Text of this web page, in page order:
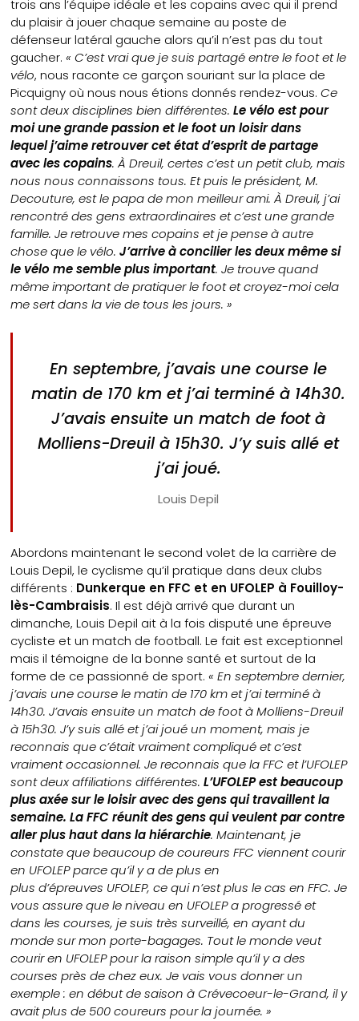
trois ans l’équipe idéale et les copains avec qui il prend
du plaisir à jouer chaque semaine au poste de
défenseur latéral gauche alors qu’il n’est pas du tout
gaucher.« C’est vrai que je suis partagé entre le foot et le
vélo, nous raconte ce garçon souriant sur la place de
Picquigny où nous nous étions donnés rendez-vous.Ce
sont deux disciplines bien différentes.Le vélo est pour
moi une grande passion et le foot un loisir dans
lequel j’aime retrouver cet état d’esprit de partage
avec les copains. À Dreuil, certes c’est un petit club, mais
nous nous connaissons tous. Et puis le président, M.
Decouture, est le papa de mon meilleur ami. À Dreuil, j’ai
rencontré des gens extraordinaires et c’est une grande
famille. Je retrouve mes copains et je pense à autre
chose que le vélo.J’arrive à concilier les deux même si
le vélo me semble plus important. Je trouve quand
même important de pratiquer le foot et croyez-moi cela
me sert dans la vie de tous les jours. »
En septembre, j’avais une course le
matin de 170 km et j’ai terminé à 14h30.
J’avais ensuite un match de foot à
Molliens-Dreuil à 15h30. J’y suis allé et
j’ai joué.
Louis Depil
Abordons maintenant le second volet de la carrière de
Louis Depil, le cyclisme qu’il pratique dans deux clubs
différents : Dunkerque en FFC et en UFOLEP à Fouilloy-
lès-Cambraisis. Il est déjà arrivé que durant un
dimanche, Louis Depil ait à la fois disputé une épreuve
cycliste et un match de football. Le fait est exceptionnel
mais il témoigne de la bonne santé et surtout de la
forme de ce passionné de sport.« En septembre dernier,
j’avais une course le matin de 170 km et j’ai terminé à
14h30. J’avais ensuite un match de foot à Molliens-Dreuil
à 15h30. J’y suis allé et j’ai joué un moment, mais je
reconnais que c’était vraiment compliqué et c’est
vraiment occasionnel. Je reconnais que la FFC et l’UFOLEP
sont deux affiliations différentes.L’UFOLEP est beaucoup
plus axée sur le loisir avec des gens qui travaillent la
semaine. La FFC réunit des gens qui veulent par contre
aller plus haut dans la hiérarchie. Maintenant, je
constate que beaucoup de coureurs FFC viennent courir
en UFOLEP parce qu’il y a de plus en
plus d’épreuves UFOLEP, ce qui n’est plus le cas en FFC. Je
vous assure que le niveau en UFOLEP a progressé et
dans les courses, je suis très surveillé, en ayant du
monde sur mon porte-bagages. Tout le monde veut
courir en UFOLEP pour la raison simple qu’il y a des
courses près de chez eux. Je vais vous donner un
exemple : en début de saison à Crévecoeur-le-Grand, il y
avait plus de 500 coureurs pour la journée. »